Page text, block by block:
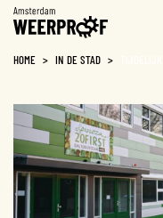
Weerproof
HOME > IN DE STAD >